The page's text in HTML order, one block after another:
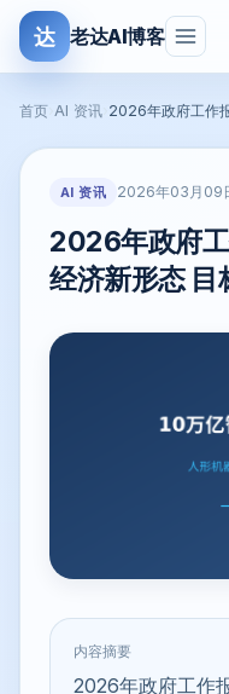
达 老达AI博客
首页 AI 资讯 2026年政府工作
AI 资讯 2026年03月09
2026年政府
经济新形态 目
内容摘要
2026年政府工作